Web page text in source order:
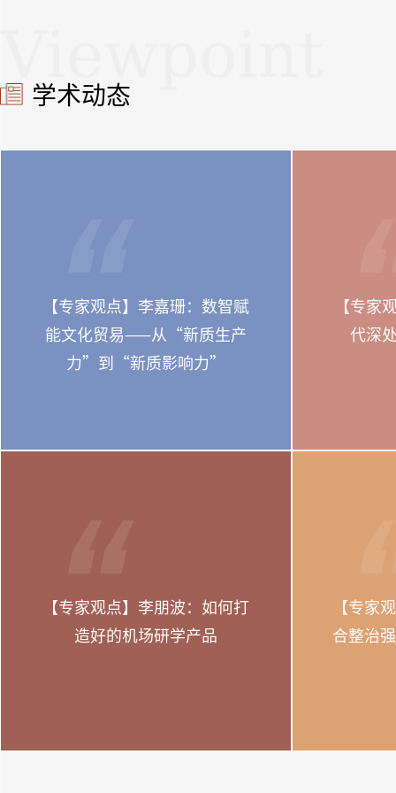
学术动态
【专家观点】李嘉珊：数智赋
能文化贸易——从“新质生产
力”到“新质影响力”
【专家
代深
【专家观点】李朋波：如何打
造好的机场研学产品
【专家
合整治